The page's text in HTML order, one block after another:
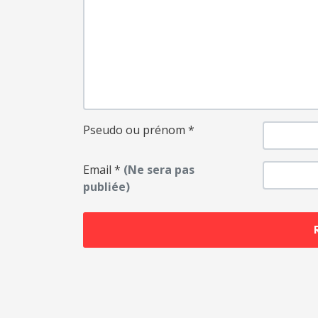
Pseudo ou prénom *
Email * (Ne sera pas
publiée)